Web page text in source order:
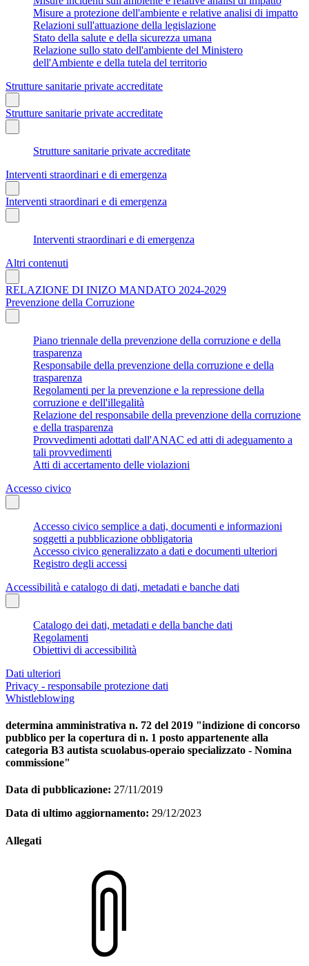
Misure a protezione dell'ambiente e relative analisi di impatto
Relazioni sull'attuazione della legislazione
Stato della salute e della sicurezza umana
Relazione sullo stato dell'ambiente del Ministero
dell'Ambiente e della tutela del territorio
Strutture sanitarie private accreditate
Strutture sanitarie private accreditate
Strutture sanitarie private accreditate
Interventi straordinari e di emergenza
Interventi straordinari e di emergenza
Interventi straordinari e di emergenza
Altri contenuti
RELAZIONE DI INIZO MANDATO 2024-2029
Prevenzione della Corruzione
Piano triennale della prevenzione della corruzione e della
trasparenza
Responsabile della prevenzione della corruzione e della
trasparenza
Regolamenti per la prevenzione e la repressione della
corruzione e dell'illegalità
Relazione del responsabile della prevenzione della corruzione
e della trasparenza
Provvedimenti adottati dall'ANAC ed atti di adeguamento a
tali provvedimenti
Atti di accertamento delle violazioni
Accesso civico
Accesso civico semplice a dati, documenti e informazioni
soggetti a pubblicazione obbligatoria
Accesso civico generalizzato a dati e documenti ulteriori
Registro degli accessi
Accessibilità e catalogo di dati, metadati e banche dati
Catalogo dei dati, metadati e della banche dati
Regolamenti
Obiettivi di accessibilità
Dati ulteriori
Privacy - responsabile protezione dati
Whistleblowing
determina amministrativa n. 72 del 2019 "indizione di concorso
pubblico per la copertura di n. 1 posto appartenente alla
categoria B3 autista scuolabus-operaio specializzato - Nomina
commissione"
Data di pubblicazione: 27/11/2019
Data di ultimo aggiornamento: 29/12/2023
Allegati